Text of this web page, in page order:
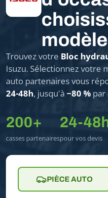
modèle
Trouvez votre Bloc
Isuzu. Sélectionnez votre
auto partenaires vous
24-48h, jusqu'à −80 % par
200+
casses partenaires
24-
pour vos devis
PIÈCE AUTO